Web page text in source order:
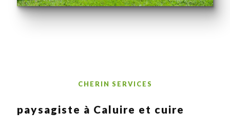
CHERIN SERVICES
paysagiste à Caluire et cuire